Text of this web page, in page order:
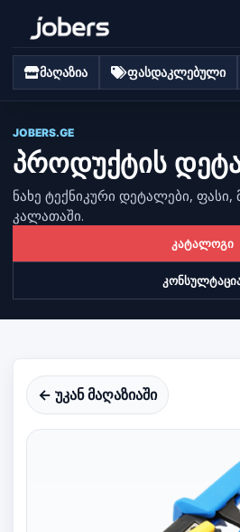
მაღაზია ფასდაკლებული
JOBERS.GE
პროდუქტის
ნახე ტექნიკური დეტალები, ფასი,
კალათაში.
კატალოგი
← უკან მაღაზიაში